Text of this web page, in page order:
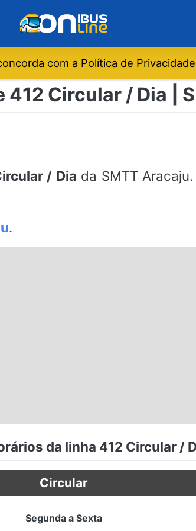
com a Política de Privacidade
412 Circular / Dia |
/ Dia da SMTT
.
da linha 412 Circular /
Circular
Segunda a Sexta